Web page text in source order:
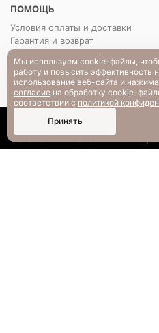
Каталог Поиск
ПОМОЩЬ
Условия оплаты и доставки
Гарантия и возврат
РАЗМЕРНАЯ СЕТКА
Вопрос-ответ
Мы используем cookie-файлы,
работу и повысить эффективность
использование веб-сайта и
согласие на обработку cookie-
соответствии с политикой
Принять